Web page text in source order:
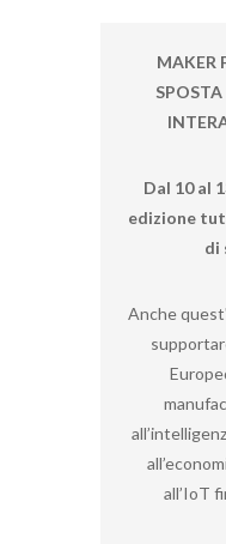
MAKER
Dal 10 al
edizione
di
Anche
all’IoT